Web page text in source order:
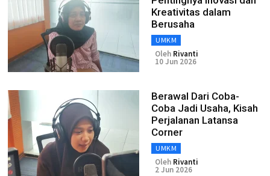
Kreativitas dalam
Berusaha
UMKM
Oleh Rivanti
10 Jun 2026
Berawal Dari Coba-
Coba Jadi Usaha, Kisah
Perjalanan Latansa
Corner
UMKM
Oleh Rivanti
2 Jun 2026